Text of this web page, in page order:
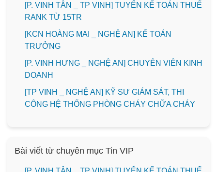
[P. VINH TÂN _ TP VINH] TUYỂN KẾ TOÁN THUẾ
RANK TỪ 15TR
️[KCN HOÀNG MAI _ NGHỆ AN] KẾ TOÁN
TRƯỞNG
️[P. VINH HƯNG _ NGHỆ AN] CHUYÊN VIÊN KINH
DOANH
[TP VINH _ NGHỆ AN] KỸ SƯ GIÁM SÁT, THI
CÔNG HỆ THỐNG PHÒNG CHÁY CHỮA CHÁY
Bài viết từ chuyên mục Tin VIP